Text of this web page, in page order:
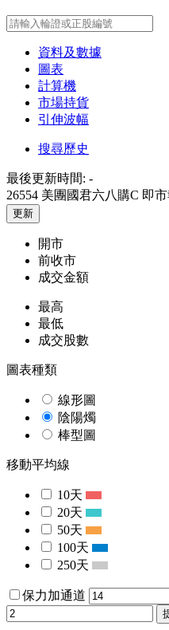
資料及數據
圖表
計算機
市場持貨
引伸波幅
搜尋歷史
最後更新時間: -
26554 美團國君六八購C 即
更新
開市
前收市
成交金額
最高
最低
成交股數
圖表種類
線形圖
陰陽燭
棒型圖
移動平均線
10天
20天
50天
100天
250天
保力加通道